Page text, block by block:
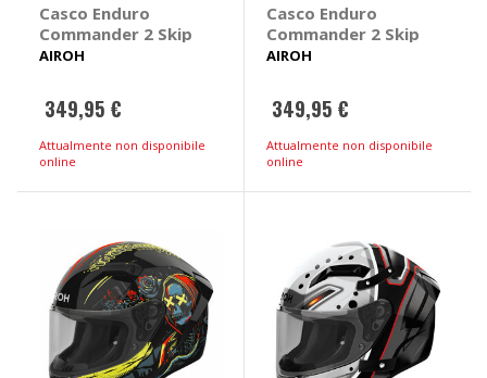
Casco Enduro
Commander 2 Skip
AIROH
349,95 €
Attualmente non disponibile
online
Casco Enduro
Commander 2 Skip
AIROH
349,95 €
Attualmente non disponibile
online